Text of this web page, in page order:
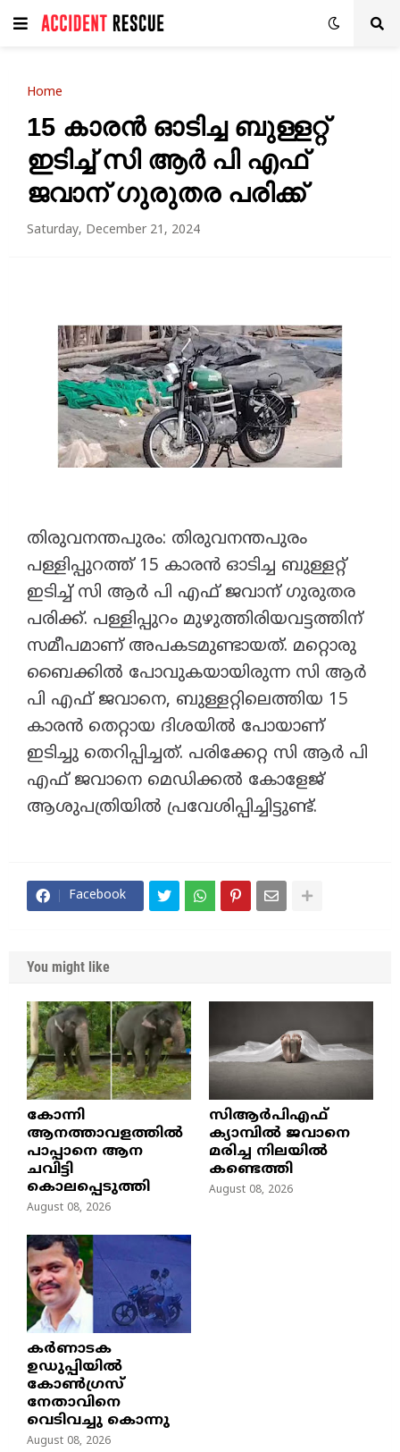
Home
15 കാരൻ ഓടിച്ച ബുള്ളറ്റ്
ഇടിച്ച് സി ആർ പി എഫ്
ജവാന് ഗുരുതര പരിക്ക്
Saturday, December 21, 2024
തിരുവനന്തപുരം: തിരുവനന്തപുരം
പള്ളിപ്പുറത്ത് 15 കാരൻ ഓടിച്ച ബുള്ളറ്റ്
ഇടിച്ച് സി ആർ പി എഫ് ജവാന് ഗുരുതര
പരിക്ക്. പള്ളിപ്പുറം മുഴുത്തിരിയവട്ടത്തിന്
സമീപമാണ് അപകടമുണ്ടായത്. മറ്റൊരു
ബൈക്കിൽ പോവുകയായിരുന്ന സി ആ‌ർ
പി എഫ് ജവാനെ, ബുള്ളറ്റിലെത്തിയ 15
കാരൻ തെറ്റായ ദിശയിൽ പോയാണ്
ഇടിച്ചു തെറിപ്പിച്ചത്. പരിക്കേറ്റ സി ആർ പി
എഫ് ജവാനെ മെഡിക്കൽ കോളേജ്
ആശുപത്രിയിൽ പ്രവേശിപ്പിച്ചിട്ടുണ്ട്.
Facebook
You might like
കോന്നി
ആനത്താവളത്തിൽ
പാപ്പാനെ ആന
ചവിട്ടി
കൊലപ്പെടുത്തി
August 08, 2026
സിആർപിഎഫ്
ക്യാമ്പിൽ ജവാനെ
മരിച്ച നിലയിൽ
കണ്ടെത്തി
August 08, 2026
കർണാടക
ഉഡുപ്പിയിൽ
കോൺഗ്രസ്
നേതാവിനെ
വെടിവച്ചു കൊന്നു
August 08, 2026